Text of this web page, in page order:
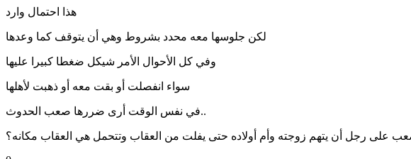
هذا احتمال وارد
لكن جلوسها معه محدد بشروط وهي أن يتوقف كما وعدها
وفي كل الأحوال الأمر شيكل ضغطا كبيرا عليها
سواء انفصلت أو بقت معه أو ذهبت لأهلها
في نفس الوقت أرى ضررها صعب الحدوث..
على رجل أن يتهم زوجته وأم أولاده حتى يفلت من العقاب وتتحمل هي العقاب مكانه؟